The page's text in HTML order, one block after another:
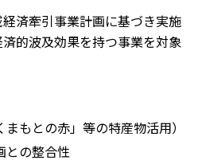
済牽引事業計画に基づき実施
的波及効果を持つ事業を対象
もとの赤」等の特産物活用）
との整合性